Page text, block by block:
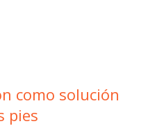
como solución
pies